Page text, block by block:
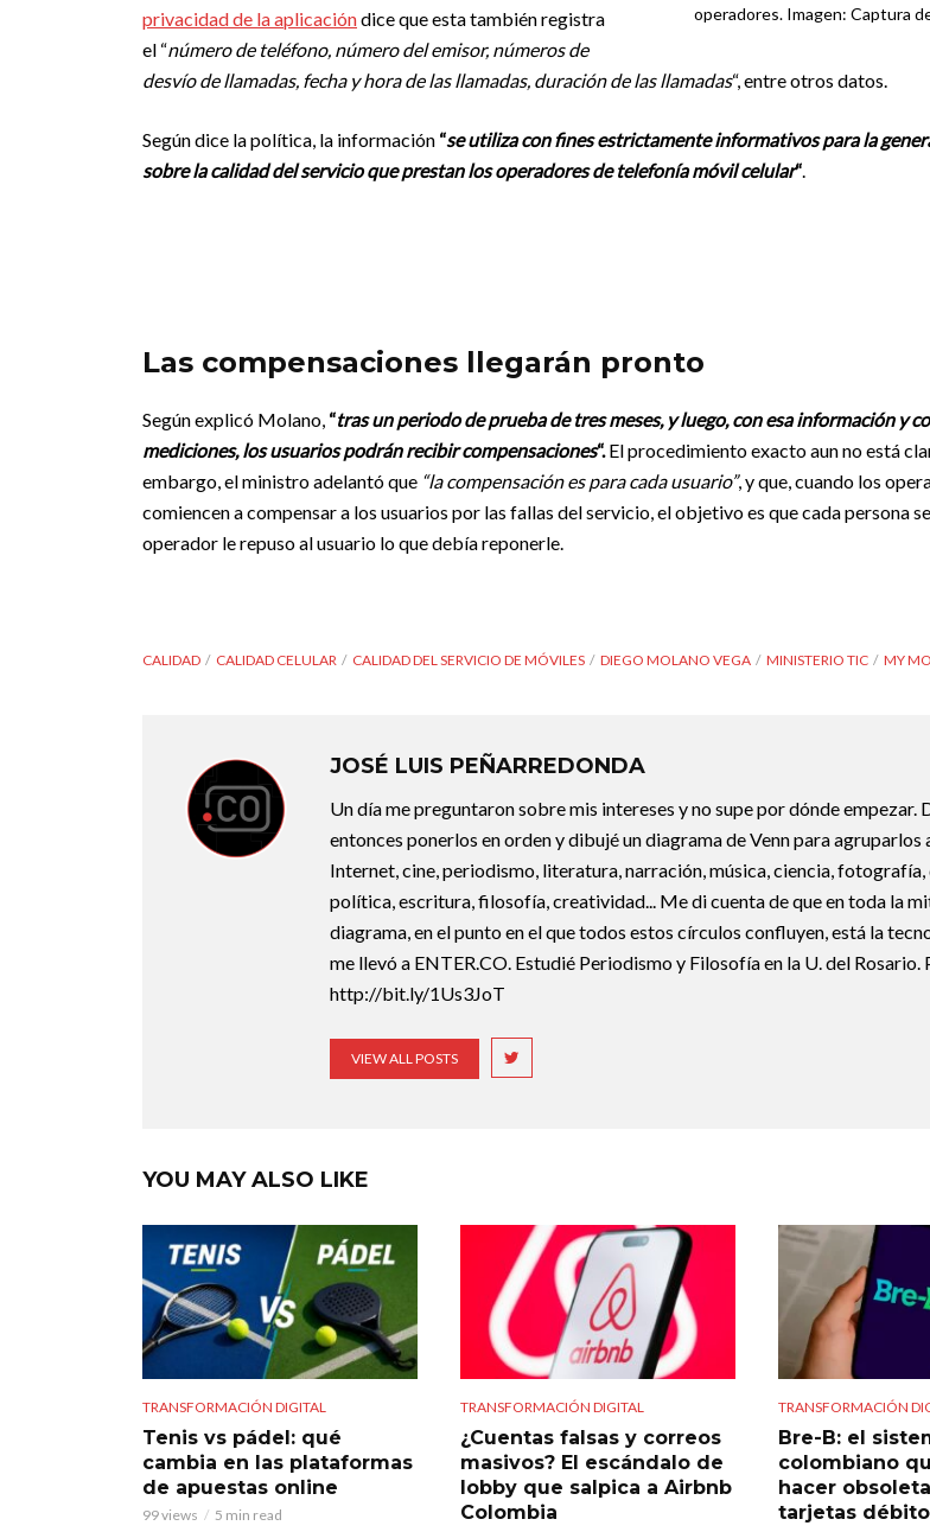
operadores. Imagen: Captura
privacidad de la aplicacióndice que esta también registra
el “número de teléfono, número del emisor, números de
desvío de llamadas, fecha y hora de las llamadas, duración de las llamadas“, entre otros datos.
Según dice la política, la información “se utiliza con fines estrictamente informativos para la
sobre la calidad del servicio que prestan los operadores de telefonía móvil celular“.
Las compensaciones llegarán pronto
Según explicó Molano, “tras un periodo de prueba de tres meses, y luego, con esa información y
mediciones, los usuarios podrán recibir compensaciones“.El procedimiento exacto aun no está
embargo, el ministro adelantó que “la compensación es para cada usuario”, y que, cuando los
comiencen a compensar a los usuarios por las fallas del servicio, el objetivo es que cada persona
operador le repuso al usuario lo que debía reponerle.
CALIDAD CALIDAD CELULAR CALIDAD DEL SERVICIO DE MÓVILES DIEGO MOLANO VEGA MINISTERIO TIC MY
JOSÉ LUIS PEÑARREDONDA
Un día me preguntaron sobre mis intereses y no supe por dónde empezar.
entonces ponerlos en orden y dibujé un diagrama de Venn para agruparlos
Internet, cine, periodismo, literatura, narración, música, ciencia, fotografía,
política, escritura, filosofía, creatividad... Me di cuenta de que en toda la
diagrama, en el punto en el que todos estos círculos confluyen, está la
me llevó a ENTER.CO. Estudié Periodismo y Filosofía en la U. del Rosario.
http://bit.ly/1Us3JoT
VIEW ALL POSTS
YOU MAY ALSO LIKE
TRANSFORMACIÓN DIGITAL
Tenis vs pádel: qué
cambia en las plataformas
de apuestas online
99 views 5 min read
TRANSFORMACIÓN DIGITAL
¿Cuentas falsas y correos
masivos? El escándalo de
lobby que salpica a Airbnb
Colombia
TRANSFORMACIÓN
Bre-B: el
colombiano
hacer
tarjetas